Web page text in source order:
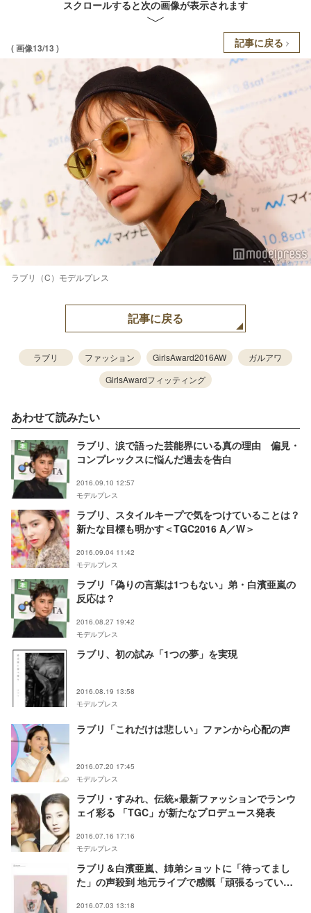
スクロールすると次の画像が表示されます
( 画像13/13 ) 記事に戻る
ラブリ（C）モデルプレス
記事に戻る
ラブリ ファッション GirlsAward2016AW
ガルアワ
GirlsAwardフィッティング
あわせて読みたい
ラブリ、涙で語った芸能界にいる真の理由 偏見・
コンプレックスに悩んだ過去を告白
2016.09.10 12:57
モデルプレス
ラブリ、スタイルキープで気をつけていることは？
新たな目標も明かす＜TGC2016 A／W＞
2016.09.04 11:42
モデルプレス
ラブリ「偽りの言葉は1つもない」弟・白濱亜嵐の
反応は？
2016.08.27 19:42
モデルプレス
ラブリ、初の試み「1つの夢」を実現
2016.08.19 13:58
モデルプレス
ラブリ「これだけは悲しい」ファンから心配の声
2016.07.20 17:45
モデルプレス
ラブリ・すみれ、伝統×最新ファッションでランウ
ェイ彩る 「TGC」が新たなプロデュース発表
2016.07.16 17:16
モデルプレス
ラブリ＆白濱亜嵐、姉弟ショットに「待ってまし
た」の声殺到 地元ライブで感慨「頑張るっていい
2016.07.03 13:18